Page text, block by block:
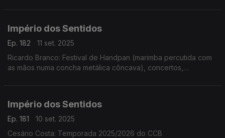
Império dos Sentidos
Ep. 182
11 set. 2025
Ricardo Branco: Festival de Handpan (marimba percutida com
as mãos numa concha metálica côncava), concertos,
Império dos Sentidos
Ep. 181
10 set. 2025
Cesário Costa: Temporada 2025/2026 do CCB